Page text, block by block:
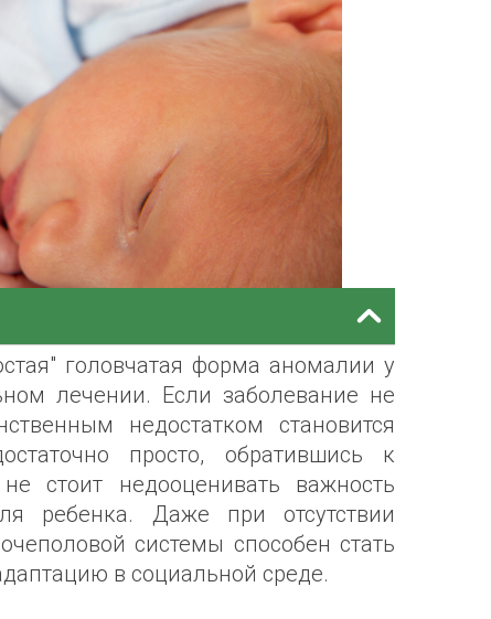
головчатая форма аномалии у
лечении. Если заболевание не
недостатком становится
просто, обратившись к
стоит недооценивать важность
ребенка. Даже при отсутствии
системы способен стать
в социальной среде.